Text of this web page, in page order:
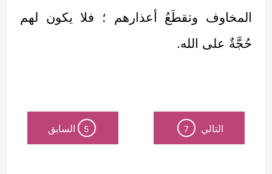
المخاوف وتقطَعُ أعذارهم ؛ فلا يكون لهم
حُجَّةٌ على الله.
التالي 7
5 السابق